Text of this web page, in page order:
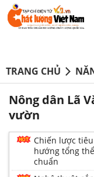
TRANG CHỦ
Nông dân Lã
vườn
Chiến lược
hướng tổng
chuẩn